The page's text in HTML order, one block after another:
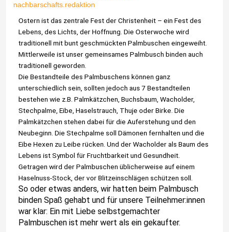
nachbarschafts.redaktion
Ostern ist das zentrale Fest der Christenheit – ein Fest des
Lebens, des Lichts, der Hoffnung. Die Osterwoche wird
traditionell mit bunt geschmückten Palmbuschen eingeweiht.
Mittlerweile ist unser gemeinsames Palmbusch binden auch
traditionell geworden.
Die Bestandteile des Palmbuschens können ganz
unterschiedlich sein, sollten jedoch aus 7 Bestandteilen
bestehen wie z.B. Palmkätzchen, Buchsbaum, Wacholder,
Stechpalme, Eibe, Haselstrauch, Thuje oder Birke. Die
Palmkätzchen stehen dabei für die Auferstehung und den
Neubeginn. Die Stechpalme soll Dämonen fernhalten und die
Eibe Hexen zu Leibe rücken. Und der Wacholder als Baum des
Lebens ist Symbol für Fruchtbarkeit und Gesundheit.
Getragen wird der Palmbuschen üblicherweise auf einem
Haselnuss-Stock, der vor Blitzeinschlägen schützen soll.
So oder etwas anders, wir hatten beim Palmbusch
binden Spaß gehabt und für unsere Teilnehmer:innen
war klar: Ein mit Liebe selbstgemachter
Palmbuschen ist mehr wert als ein gekaufter.